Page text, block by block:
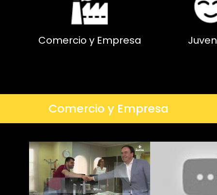
Comercio y Empresa
Comercio y Empresa